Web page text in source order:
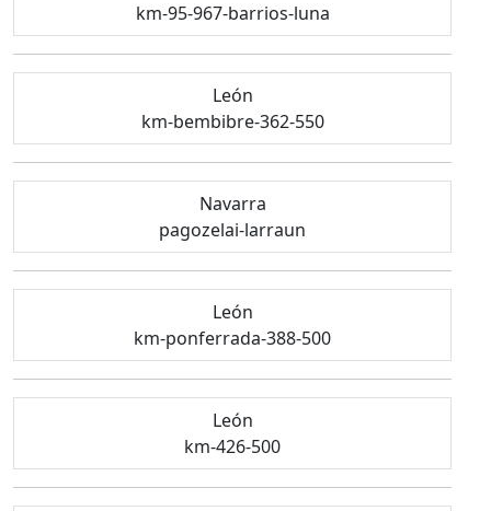
km-95-967-barrios-luna
León
km-bembibre-362-550
Navarra
pagozelai-larraun
León
km-ponferrada-388-500
León
km-426-500